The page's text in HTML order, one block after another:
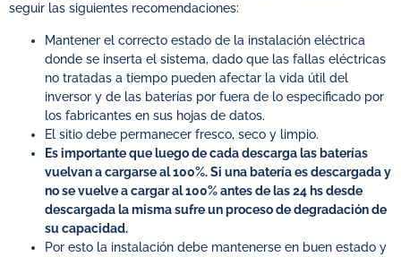
seguir las siguientes recomendaciones:
Mantener el correcto estado de la instalación eléctrica
donde se inserta el sistema, dado que las fallas eléctricas
no tratadas a tiempo pueden afectar la vida útil del
inversor y de las baterías por fuera de lo especificado por
los fabricantes en sus hojas de datos.
El sitio debe permanecer fresco, seco y limpio.
Es importante que luego de cada descarga las baterías
vuelvan a cargarse al 100%. Si una batería es descargada y
no se vuelve a cargar al 100% antes de las 24 hs desde
descargada la misma sufre un proceso de degradación de
su capacidad.
Por esto la instalación debe mantenerse en buen estado y